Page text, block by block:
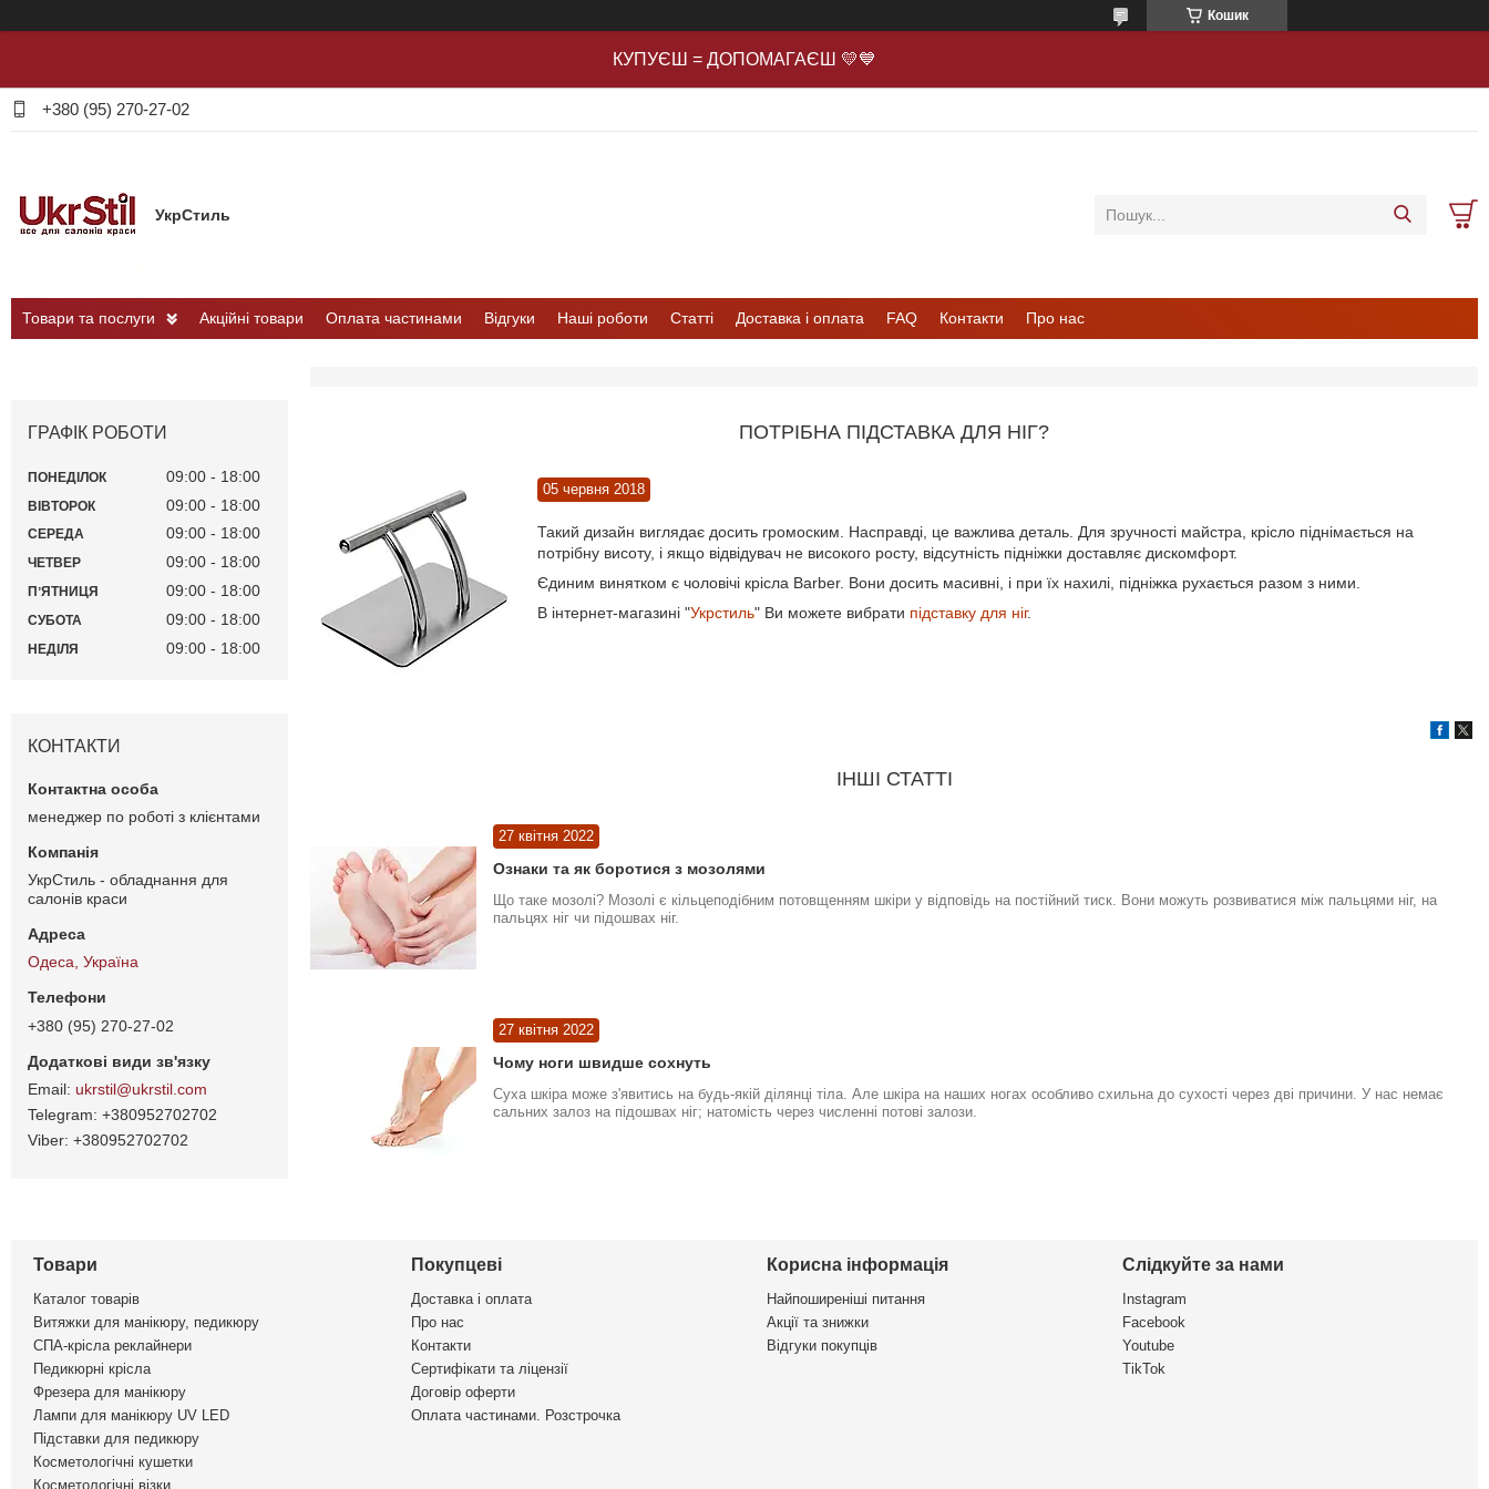
Кошик
КУПУЄШ = ДОПОМАГАЄШ 💛💙
+380 (95) 270-27-02
УкрСтиль
Товари та послуги Акційні товари Оплата частинами Відгуки Наші роботи Статті Доставка і оплата FAQ Контакти Про нас
ПОТРІБНА ПІДСТАВКА ДЛЯ НІГ?
05 червня 2018
Такий дизайн виглядає досить громоским. Насправді, це важлива деталь. Для зручності майстра, крісло піднімається на
потрібну висоту, і якщо відвідувач не високого росту, відсутність підніжки доставляє дискомфорт.
Єдиним винятком є чоловічі крісла Barber. Вони досить масивні, і при їх нахилі, підніжка рухається разом з ними.
В інтернет-магазині "Укрстиль" Ви можете вибрати підставку для ніг.
ІНШІ СТАТТІ
27 квітня 2022
Ознаки та як боротися з мозолями
Що таке мозолі? Мозолі є кільцеподібним потовщенням шкіри у відповідь на постійний тиск. Вони можуть розвиватися між пальцями ніг, на
пальцях ніг чи підошвах ніг.
27 квітня 2022
Чому ноги швидше сохнуть
Суха шкіра може з'явитись на будь-якій ділянці тіла. Але шкіра на наших ногах особливо схильна до сухості через дві причини. У нас немає
сальних залоз на підошвах ніг; натомість через численні потові залози.
ГРАФІК РОБОТИ
ПОНЕДІЛОК 09:00 18:00
ВІВТОРОК 09:00 18:00
СЕРЕДА 09:00 18:00
ЧЕТВЕР 09:00 18:00
ПʼЯТНИЦЯ 09:00 18:00
СУБОТА 09:00 18:00
НЕДІЛЯ 09:00 18:00
КОНТАКТИ
менеджер по роботі з клієнтами
УкрСтиль - обладнання для
салонів краси
Одеса, Україна
+380 (95) 270-27-02
ukrstil@ukrstil.com
+380952702702
+380952702702
Товари
Каталог товарів
Витяжки для манікюру, педикюру
СПА-крісла реклайнери
Педикюрні крісла
Фрезера для манікюру
Лампи для манікюру UV LED
Підставки для педикюру
Косметологічні кушетки
Косметологічні візки
Покупцеві
Доставка і оплата
Про нас
Контакти
Сертифікати та ліцензії
Договір оферти
Оплата частинами. Розстрочка
Корисна інформація
Найпоширеніші питання
Акції та знижки
Відгуки покупців
Слідкуйте за нами
Instagram
Facebook
Youtube
TikTok